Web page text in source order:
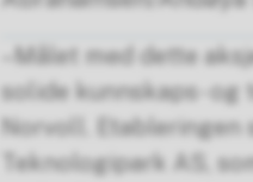
–Målet med dette
solide kunnskaps-
Norvoll. Etableringen
Teknologipark AS,